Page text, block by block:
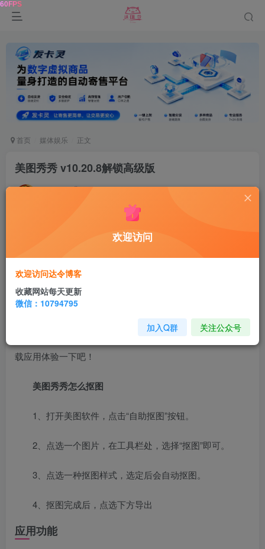
首页 媒体娱乐 正文
美图秀秀 v10.20.8解锁高级版
达令 关注
美图秀秀是一款功能非常强大的手机
以快速制作出各种图片特效，比如，可变形的文本、光晕效
果和动画等等。用户可以通过它轻松修图，美化自己的照
片。美图秀秀可以用来制作各种精致的效果，让人惊叹不
已，其操作起来也非常简单，深受用户群体的喜爱。快来下
载应用体验一下吧！
美图秀秀怎么抠图
1、打开美图软件，点击“自助抠图”按钮。
2、点选一个图片，在工具栏处，选择“抠图”即可。
3、点选一种抠图样式，选定后会自动抠图。
4、抠图完成后，点选下方导出
应用功能
欢迎访问
欢迎访问达令博客
收藏网站每天更新
微信：10794795
加入Q群 关注公众号